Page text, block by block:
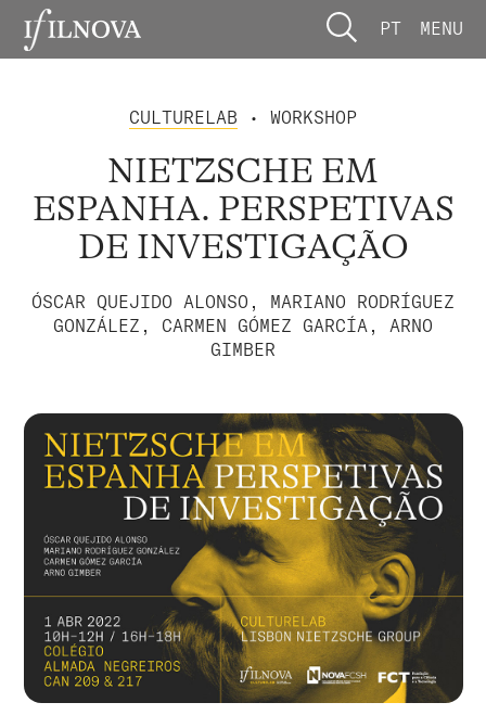
PT MENU
CULTURELAB • WORKSHOP
NIETZSCHE EM
ESPANHA. PERSPETIVAS
DE INVESTIGAÇÃO
ÓSCAR QUEJIDO ALONSO, MARIANO RODRÍGUEZ
GONZÁLEZ, CARMEN GÓMEZ GARCÍA, ARNO
GIMBER